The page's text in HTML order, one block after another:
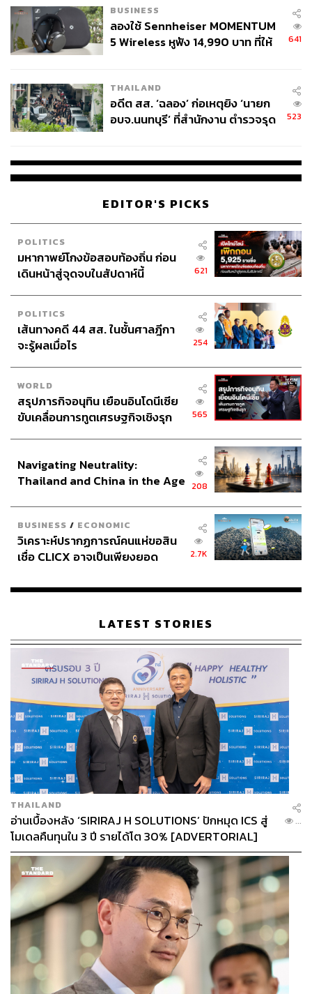
BUSINESS
ลองใช้ Sennheiser MOMENTUM
5 Wireless หูฟัง 14,990 บาท ที่ให้
641
THAILAND
อดีต สส. ‘ฉลอง’ ก่อเหตุยิง ‘นายก
อบจ.นนทบุรี’ ที่สำนักงาน ตำรวจรุด
523
EDITOR'S PICKS
POLITICS
มหากาพย์โกงข้อสอบท้องถิ่น ก่อน
เดินหน้าสู่จุดจบในสัปดาห์นี้
621
POLITICS
เส้นทางคดี 44 สส. ในชั้นศาลฎีกา
จะรู้ผลเมื่อไร
254
WORLD
สรุปภารกิจอนุทิน เยือนอินโดนีเซีย
ขับเคลื่อนการทูตเศรษฐกิจเชิงรุก
565
Navigating Neutrality:
Thailand and China in the Age
208
BUSINESS / ECONOMIC
วิเคราะห์ปรากฏการณ์คนแห่ขอสิน
เชื่อ CLICX อาจเป็นเพียงยอด
เรือนไทยที่ถูกซุกไว้
2.7K
LATEST STORIES
THAILAND
อ่านเบื้องหลัง ‘SIRIRAJ H SOLUTIONS’ ปักหมุด ICS สู่
โมเดลคืนทุนใน 3 ปี รายได้โต 30% [ADVERTORIAL]
...